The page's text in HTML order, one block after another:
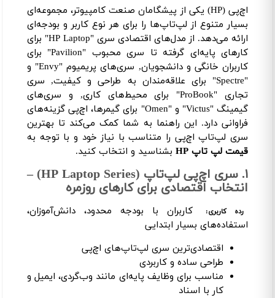
اچ‌پی (HP) یکی از پیشگامان صنعت کامپیوتر، مجموعه‌ای
بسیار متنوع از لپ‌تاپ‌ها را برای هر نوع کاربر و بودجه‌ای
ارائه می‌دهد. از مدل‌های اقتصادی سری "HP Laptop" برای
کارهای پایه‌ای گرفته تا سری محبوب "Pavilion" برای
کاربران خانگی و دانشجویان, سری‌های پریمیوم "Envy" و
"Spectre" برای علاقه‌مندان به طراحی و کیفیت, سری
تجاری "ProBook" برای محیط‌های کاری, و سری‌های
گیمینگ "Victus" و "Omen" برای گیمرها، اچ‌پی گزینه‌های
فراوانی دارد. این راهنما به شما کمک می‌کند تا بهترین
سری لپ‌تاپ اچ‌پی را متناسب با نیاز خود و با توجه به
قیمت لپ تاپ HP
بشناسید و انتخاب کنید.
۱. سری اچ‌پی لپ‌تاپ (HP Laptop Series) –
انتخاب اقتصادی برای کارهای روزمره
رده کاربری:
کاربران با بودجه محدود، دانش‌آموزان،
استفاده‌های بسیار ابتدایی
اقتصادی‌ترین سری لپ‌تاپ‌های اچ‌پی
طراحی ساده و کاربردی
مناسب برای وظایف پایه‌ای مانند وب‌گردی، ایمیل و
کار با اسناد